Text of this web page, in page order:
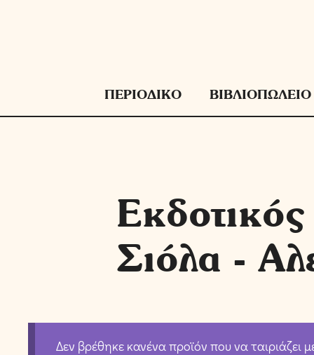
ΠΕΡΙΟΔΙΚΟ ΒΙΒΛΙΟΠΩΛΕΙΟ
Σιόλα -
Δεν βρέθηκε κανένα προϊόν που να ταιριάζει